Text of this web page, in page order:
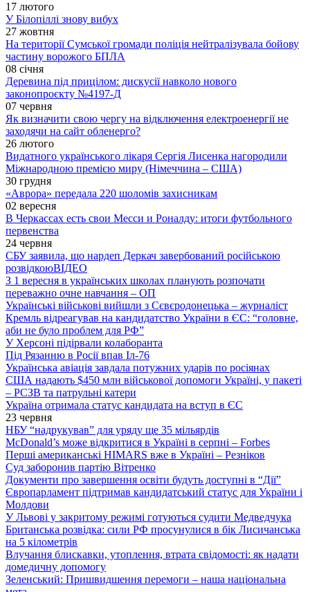
17 лютого
У Білопіллі знову вибух
27 жовтня
На території Сумської громади поліція нейтралізувала бойову
частину ворожого БПЛА
08 січня
Деревина під прицілом: дискусії навколо нового
законопроєкту №4197-Д
07 червня
Як визначити свою чергу на відключення електроенергії не
заходячи на сайт обленерго?
26 лютого
Видатного українського лікаря Сергія Лисенка нагородили
Міжнародною премією миру (Німеччина – США)
30 грудня
«Аврора» передала 220 шоломів захисникам
02 вересня
В Черкассах есть свои Месси и Роналду: итоги футбольного
первенства
24 червня
СБУ заявила, що нардеп Деркач завербований російською
розвідкоюВІДЕО
З 1 вересня в українських школах планують розпочати
переважно очне навчання – ОП
Українські військові вийшли з Сєвєродонецька – журналіст
Кремль відреагував на кандидатство України в ЄС: “головне,
аби не було проблем для РФ”
У Херсоні підірвали колаборанта
Під Рязанню в Росії впав Іл-76
Українська авіація завдала потужних ударів по росіянах
США надають $450 млн військової допомоги Україні, у пакеті
– РСЗВ та патрульні катери
Україна отримала статус кандидата на вступ в ЄС
23 червня
НБУ “надрукував” для уряду ще 35 мільярдів
McDonald’s може відкритися в Україні в серпні – Forbes
Перші американські HIMARS вже в Україні – Резніков
Суд заборонив партію Вітренко
Документи про завершення освіти будуть доступні в “Дії”
Європарламент підтримав кандидатський статус для України і
Молдови
У Львові у закритому режимі готуються судити Медведчука
Британська розвідка: сили РФ просунулися в бік Лисичанська
на 5 кілометрів
Влучання блискавки, утоплення, втрата свідомості: як надати
домедичну допомогу
Зеленський: Пришвидшення перемоги – наша національна